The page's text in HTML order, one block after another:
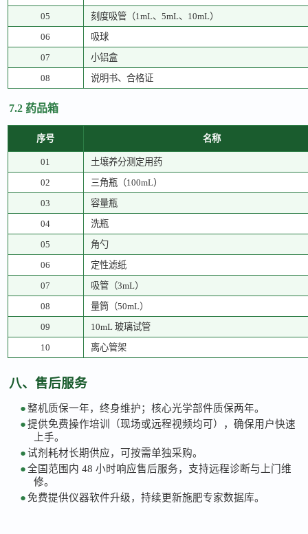
05
刻度吸管（1mL、5mL、10mL）
06
吸球
07
小铝盒
08
说明书、合格证
7.2 药品箱
序号 名称
01
土壤养分测定用药
02
三角瓶（100mL）
03
容量瓶
04
洗瓶
05
角勺
06
定性滤纸
07
吸管（3mL）
08
量筒（50mL）
09
10mL 玻璃试管
10
离心管架
八、售后服务
● 整机质保一年，终身维护；核心光学部件质保两年。
● 提供免费操作培训（现场或远程视频均可），确保用户快速
上手。
● 试剂耗材长期供应，可按需单独采购。
● 全国范围内 48 小时响应售后服务，支持远程诊断与上门维
修。
● 免费提供仪器软件升级，持续更新施肥专家数据库。